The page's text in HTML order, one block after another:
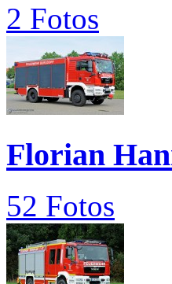
2 Fotos
Florian
52 Fotos